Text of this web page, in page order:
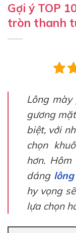
Gợi ý TOP
tròn thanh
Lông
gương
biệt, với
chọn
hơn.
dáng
hy vọng
lựa chọn